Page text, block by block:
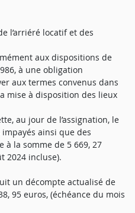
l’arriéré locatif et des
aux dispositions de
à une obligation
aux termes convenus dans
mise à disposition des lieux
au jour de l’assignation, le
ainsi que des
à la somme de 5 669, 27
2024 incluse).
un décompte actualisé de
95 euros, (échéance du mois